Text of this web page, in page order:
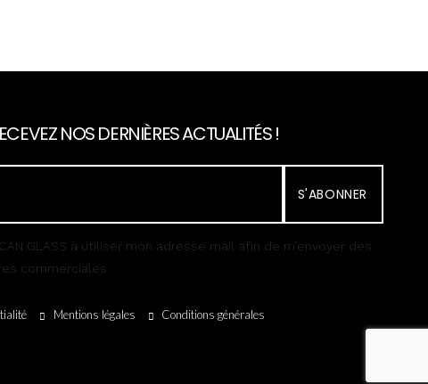
NOS DERNIÈRES ACTUALITÉS !
S'ABONNER
GLASS à utiliser mon adresse mail afin de m’envoyer des
commerciales
Mentions légales Conditions générales